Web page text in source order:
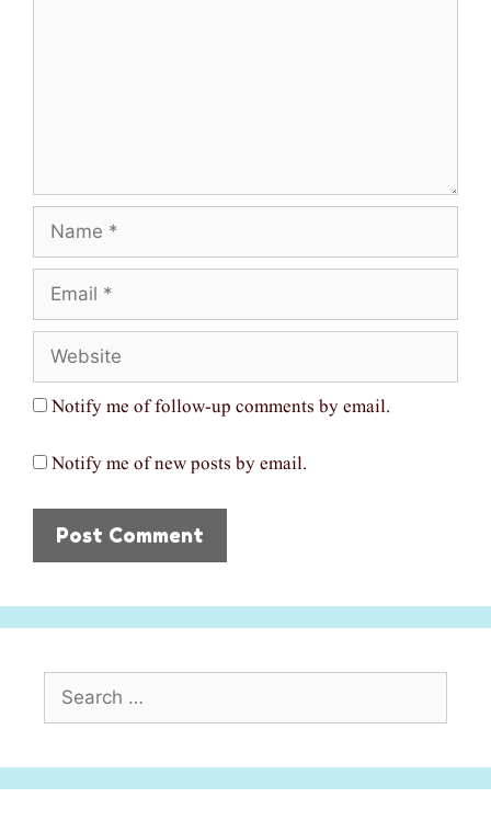
Notify me of follow-up comments by email.
Notify me of new posts by email.